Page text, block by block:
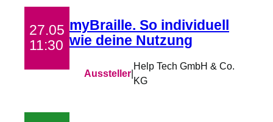
27.05
11:30
myBraille. So individuell
wie deine Nutzung
Aussteller|
Help Tech GmbH & Co.
KG